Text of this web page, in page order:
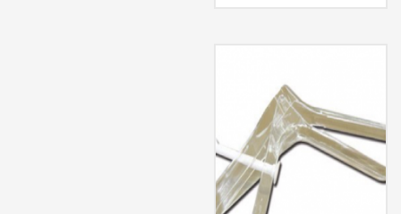
ripiegato all’ingiù per
facilitare l’introduzione di
strumentario. Fabbricati in
Europa.SPECULUM CUSCO
A PERNO29947 MEDIO